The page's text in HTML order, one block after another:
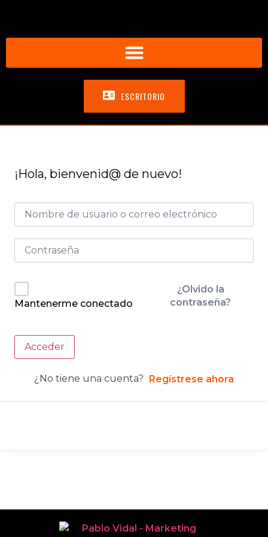
ESCRITORIO
¡Hola, bienvenid@ de nuevo!
Mantenerme conectado
¿Olvido la
contraseña?
Acceder
¿No tiene una cuenta? Regístrese ahora